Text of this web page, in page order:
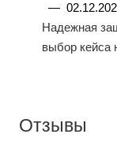
—
Надежная
выбор кейса
Отзывы